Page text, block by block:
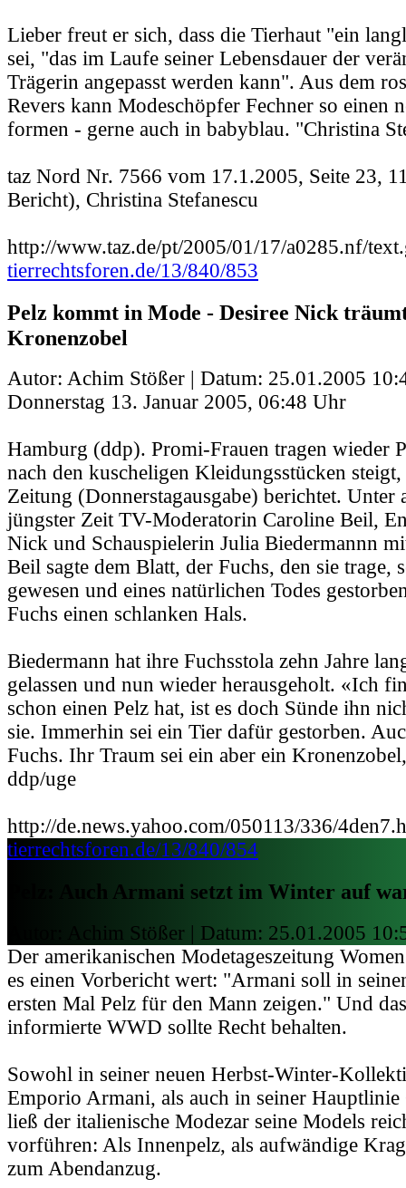
Lieber freut er sich, dass die Tierhaut "ein
sei, "das im Laufe seiner Lebensdauer der
Trägerin angepasst werden kann". Aus dem
Revers kann Modeschöpfer Fechner so einen
formen - gerne auch in babyblau. "Christina
taz Nord Nr. 7566 vom 17.1.2005, Seite 23,
Bericht), Christina Stefanescu
http://www.taz.de/pt/2005/01/17/a0285.nf/
tierrechtsforen.de/13/840/853
Pelz kommt in Mode - Desiree Nick
Kronenzobel
Autor: Achim Stößer | Datum: 25.01.2005
Donnerstag 13. Januar 2005, 06:48 Uhr
Hamburg (ddp). Promi-Frauen tragen wieder
nach den kuscheligen Kleidungsstücken
Zeitung (Donnerstagausgabe) berichtet. Unter
jüngster Zeit TV-Moderatorin Caroline Beil,
Nick und Schauspielerin Julia Biedermannn
Beil sagte dem Blatt, der Fuchs, den sie trage,
gewesen und eines natürlichen Todes
Fuchs einen schlanken Hals.
Biedermann hat ihre Fuchsstola zehn Jahre
gelassen und nun wieder herausgeholt. «Ich
schon einen Pelz hat, ist es doch Sünde ihn
sie. Immerhin sei ein Tier dafür gestorben.
Fuchs. Ihr Traum sei ein aber ein
ddp/uge
http://de.news.yahoo.com/050113/336/
tierrechtsforen.de/13/840/854
Pelz: Auch Armani setzt im Winter auf
Autor: Achim Stößer | Datum: 25.01.2005
Der amerikanischen Modetageszeitung
es einen Vorbericht wert: "Armani soll in
ersten Mal Pelz für den Mann zeigen." Und
informierte WWD sollte Recht behalten.
Sowohl in seiner neuen Herbst-Winter-
Emporio Armani, als auch in seiner
ließ der italienische Modezar seine Models
vorführen: Als Innenpelz, als aufwändige
zum Abendanzug.